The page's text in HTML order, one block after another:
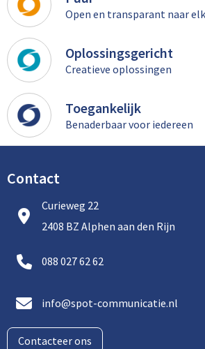
Open en transparant naar
Oplossingsgericht
Creatieve oplossingen
Toegankelijk
Benaderbaar voor iedereen
Contact
Curieweg 22
2408 BZ Alphen aan den Rijn
088 027 62 62
info@spot-communicatie.nl
Contacteer ons